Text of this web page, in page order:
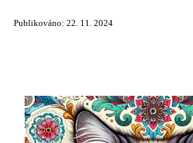
Publikováno: 22. 11. 2024